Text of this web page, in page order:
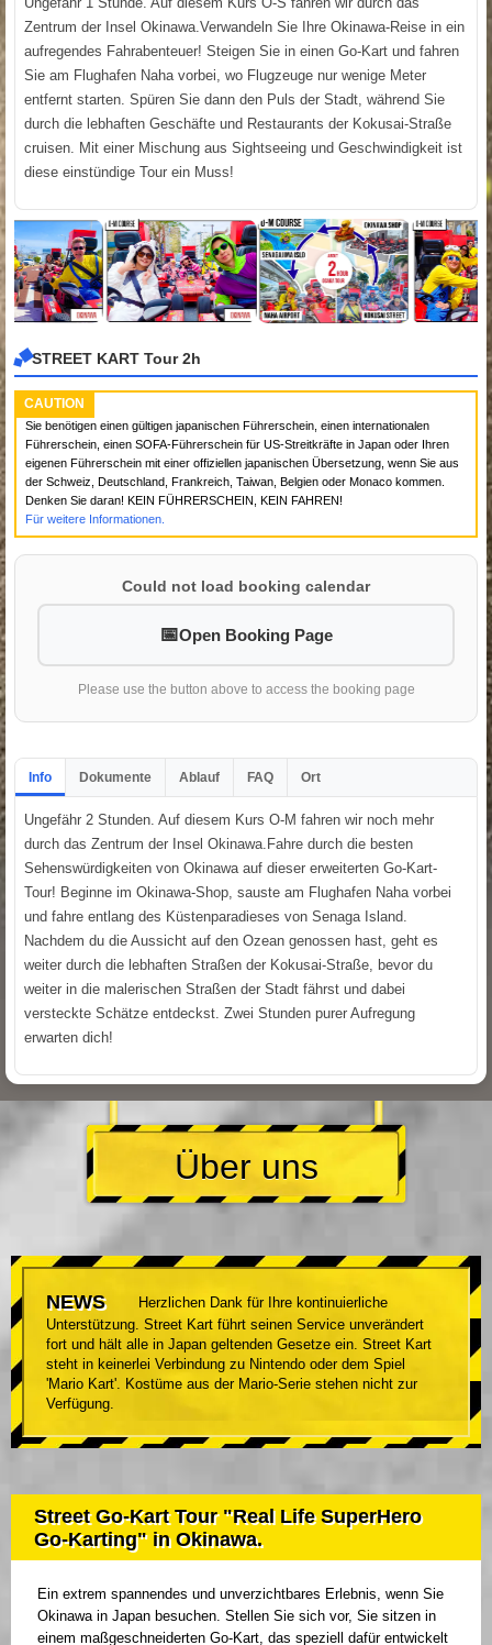
Zentrum der Insel Okinawa.Verwandeln Sie Ihre Okinawa-Reise in ein
aufregendes Fahrabenteuer! Steigen Sie in einen Go-Kart und fahren
Sie am Flughafen Naha vorbei, wo Flugzeuge nur wenige Meter
entfernt starten. Spüren Sie dann den Puls der Stadt, während Sie
durch die lebhaften Geschäfte und Restaurants der Kokusai-Straße
cruisen. Mit einer Mischung aus Sightseeing und Geschwindigkeit ist
diese einstündige Tour ein Muss!
STREET KART Tour 2h
CAUTION
Sie benötigen einen gültigen japanischen Führerschein, einen internationalen
Führerschein, einen SOFA-Führerschein für US-Streitkräfte in Japan oder Ihren
eigenen Führerschein mit einer offiziellen japanischen Übersetzung, wenn Sie aus
der Schweiz, Deutschland, Frankreich, Taiwan, Belgien oder Monaco kommen.
Denken Sie daran! KEIN FÜHRERSCHEIN, KEIN FAHREN!
Für weitere Informationen.
Could not load booking calendar
Open Booking Page
Please use the button above to access the booking page
Info Dokumente Ablauf FAQ Ort
Ungefähr 2 Stunden. Auf diesem Kurs O-M fahren wir noch mehr
durch das Zentrum der Insel Okinawa.Fahre durch die besten
Sehenswürdigkeiten von Okinawa auf dieser erweiterten Go-Kart-
Tour! Beginne im Okinawa-Shop, sauste am Flughafen Naha vorbei
und fahre entlang des Küstenparadieses von Senaga Island.
Nachdem du die Aussicht auf den Ozean genossen hast, geht es
weiter durch die lebhaften Straßen der Kokusai-Straße, bevor du
weiter in die malerischen Straßen der Stadt fährst und dabei
versteckte Schätze entdeckst. Zwei Stunden purer Aufregung
erwarten dich!
Über uns
NEWS
Herzlichen Dank für Ihre kontinuierliche
Unterstützung. Street Kart führt seinen Service unverändert
fort und hält alle in Japan geltenden Gesetze ein. Street Kart
steht in keinerlei Verbindung zu Nintendo oder dem Spiel
'Mario Kart'. Kostüme aus der Mario-Serie stehen nicht zur
Verfügung.
Street Go-Kart Tour "Real Life SuperHero
Go-Karting" in Okinawa.
Ein extrem spannendes und unverzichtbares Erlebnis, wenn Sie
Okinawa in Japan besuchen. Stellen Sie sich vor, Sie sitzen in
einem maßgeschneiderten Go-Kart, das speziell dafür entwickelt